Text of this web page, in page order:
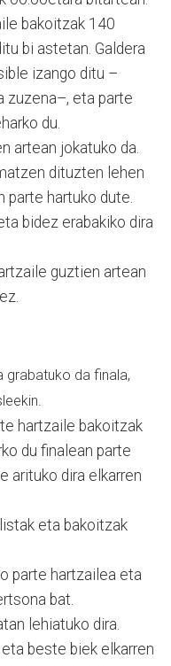
bakoitzak 140
bi astetan. Galdera
izango ditu –
zuzena–, eta parte
du.
artean jokatuko da.
dituzten lehen
parte hartuko dute.
bidez erabakiko dira
guztien artean
grabatuko da finala,
hartzaile bakoitzak
du finalean parte
arituko dira elkarren
eta bakoitzak
parte hartzailea eta
bat.
lehiatuko dira.
beste biek elkarren